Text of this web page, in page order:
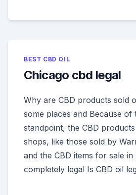
BEST CBD OIL
Chicago cbd legal
Why are CBD products sold
some places and Because
standpoint, the CBD
shops, like those sold by
and the CBD items for sale
completely legal Is CBD oil